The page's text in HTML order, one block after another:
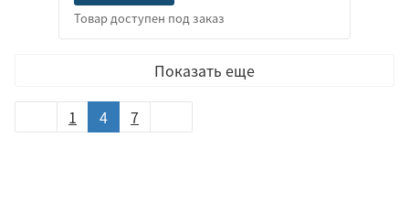
Показать еще
1 4 7